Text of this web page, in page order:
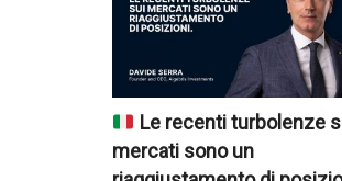
Le recenti turbolenze
mercati sono un